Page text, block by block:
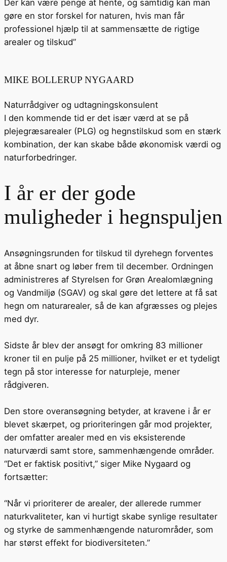
Der kan være penge at hente, og samtidig kan man
gøre en stor forskel for naturen, hvis man får
professionel hjælp til at sammensætte de rigtige
arealer og tilskud”
MIKE BOLLERUP NYGAARD
Naturrådgiver og udtagningskonsulent
I den kommende tid er det især værd at se på
plejegræsarealer (PLG) og hegnstilskud som en stærk
kombination, der kan skabe både økonomisk værdi og
naturforbedringer.
I år er der gode
muligheder i hegnspuljen
Ansøgningsrunden for tilskud til dyrehegn forventes
at åbne snart og løber frem til december. Ordningen
administreres af Styrelsen for Grøn Arealomlægning
og Vandmiljø (SGAV) og skal gøre det lettere at få sat
hegn om naturarealer, så de kan afgræsses og plejes
med dyr.
Sidste år blev der ansøgt for omkring 83 millioner
kroner til en pulje på 25 millioner, hvilket er et tydeligt
tegn på stor interesse for naturpleje, mener
rådgiveren.
Den store overansøgning betyder, at kravene i år er
blevet skærpet, og prioriteringen går mod projekter,
der omfatter arealer med en vis eksisterende
naturværdi samt store, sammenhængende områder.
“Det er faktisk positivt,” siger Mike Nygaard og
fortsætter:
“Når vi prioriterer de arealer, der allerede rummer
naturkvaliteter, kan vi hurtigt skabe synlige resultater
og styrke de sammenhængende naturområder, som
har størst effekt for biodiversiteten.”